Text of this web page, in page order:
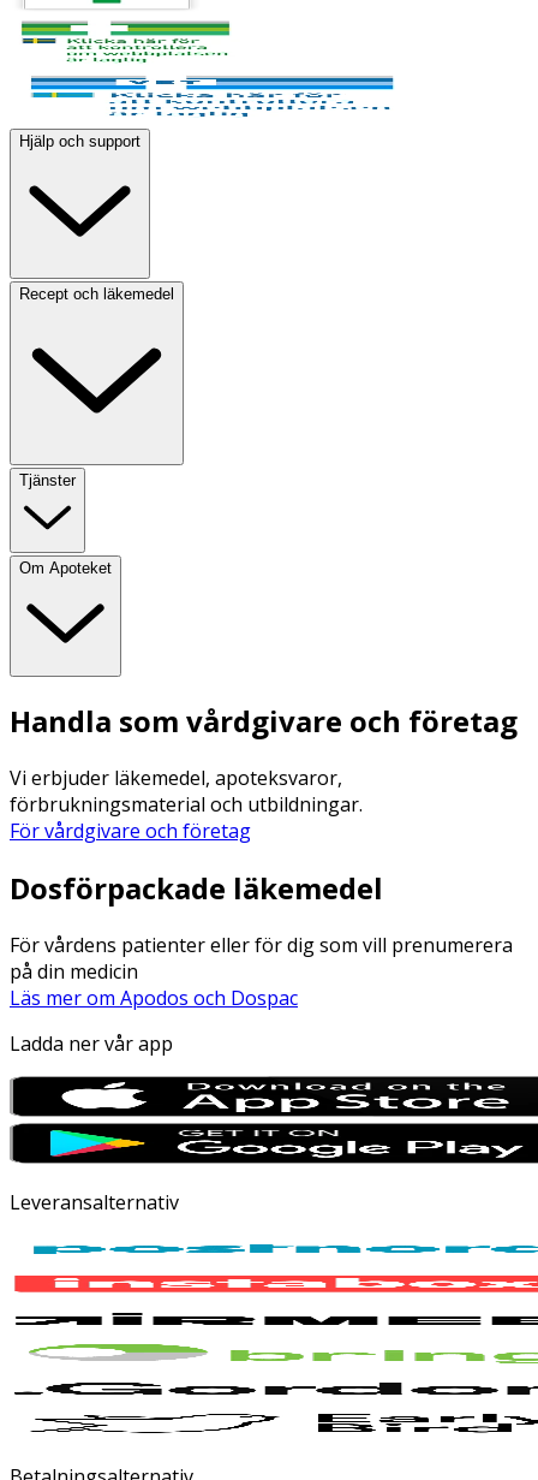
Hjälp och support
Recept och läkemedel
Tjänster
Om Apoteket
Handla som vårdgivare och företag
Vi erbjuder läkemedel, apoteksvaror,
förbrukningsmaterial och utbildningar.
För vårdgivare och företag
Dosförpackade läkemedel
För vårdens patienter eller för dig som vill prenumerera
på din medicin
Läs mer om Apodos och Dospac
Ladda ner vår app
Leveransalternativ